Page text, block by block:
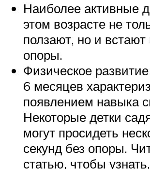
Наиболее активные
этом возрасте не
ползают, но и встают
опоры.
Физическое
6 месяцев
появлением навыка
Некоторые детки
могут просидеть
секунд без опоры.
статью, чтобы